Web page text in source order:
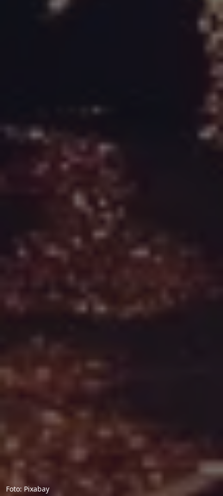
Foto: Pixabay